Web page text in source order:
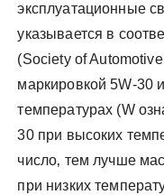
эксплуатационные
указывается в
(Society of
маркировкой 5W-30
температурах (W
30 при высоких
число‚ тем лучше
при низких